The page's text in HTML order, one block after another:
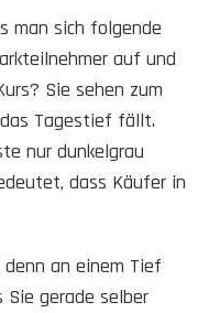
man sich folgende
auf und
Sie sehen zum
Tagestief fällt.
nur dunkelgrau
dass Käufer in
an einem Tief
Sie gerade selber